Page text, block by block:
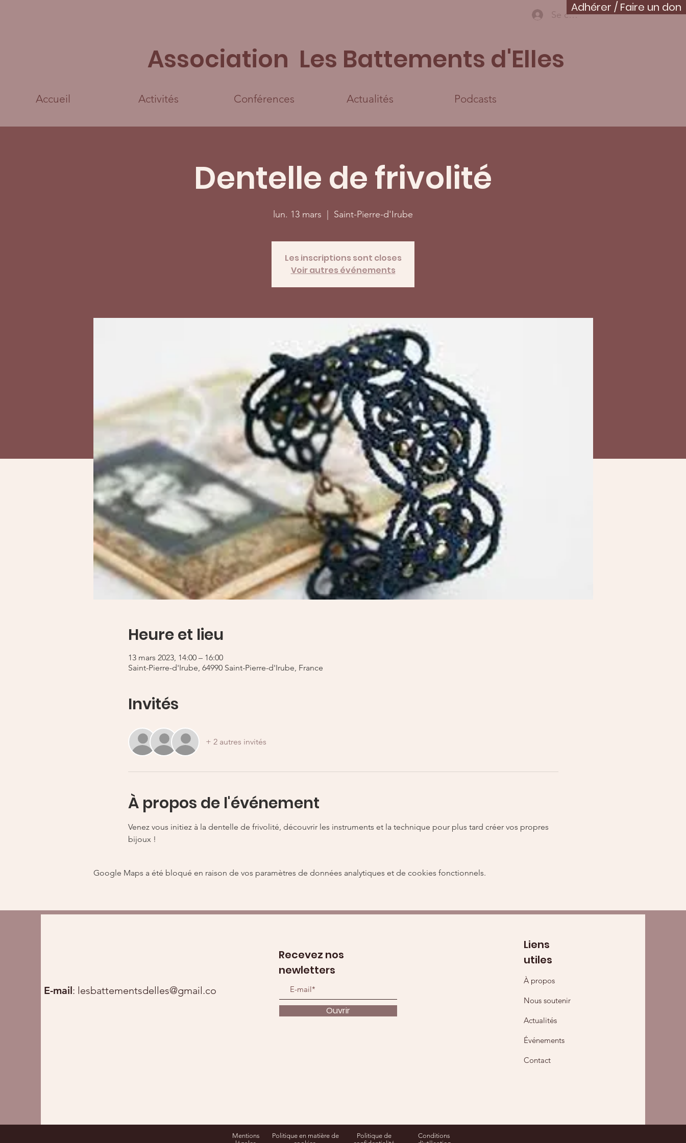
Adhérer / Faire un don
Se connecter
Association Les Battements d'Elles
Accueil Activités Conférences Actualités Podcasts
Dentelle de frivolité
lun. 13 mars Saint-Pierre-d'Irube
Les inscriptions sont closes
Voir autres événements
Heure et lieu
13 mars 2023, 14:00 – 16:00
Saint-Pierre-d'Irube, 64990 Saint-Pierre-d'Irube, France
Invités
+ 2 autres invités
À propos de l'événement
Venez vous initiez à la dentelle de frivolité, découvrir les instruments et la technique pour plus tard créer vos propres
bijoux !
Google Maps a été bloqué en raison de vos paramètres de données analytiques et de cookies fonctionnels.
E-mail: lesbattementsdelles@gmail.com
Liens
utiles
À propos
Nous soutenir
Actualités
Événements
Contact
Recevez nos
newletters
Ouvrir
Mentions
Politique en matière de
Politique de
Conditions